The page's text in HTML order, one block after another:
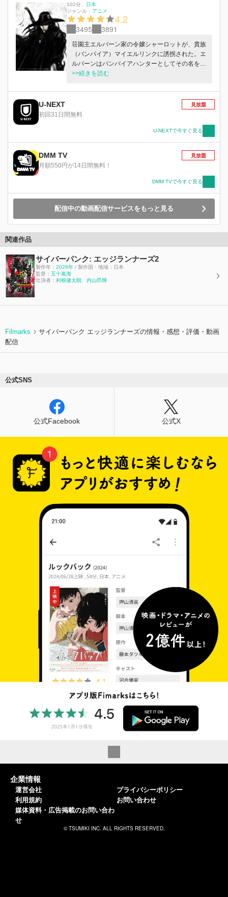
102分
日本
ジャンル： アニメ
4.2
3495 3891
荘園主エルバーン家の令嬢シャーロットが、貴族
（バンパイア）マイエルリンクに誘拐された。エ
ルバーンはバンパイアハンターとしてその名を馳
せる"D"に娘を連れ戻すよう依頼する。だが彼は
マーカス兄妹にも同様の依頼をしていた。マーカ
ス兄妹は早速マイエルリンクを追ってある村を訪
れるが、村人達はマイエルリンクによってバンパ
上げるマーカス兄妹の前にDが現れる。Dは彼ら
には目もくれず、一人マイエルリンクを追う
>>続きを読む
U-NEXT
初回31日間無料
見放題
U-NEXTで今すぐ見る
DMM TV
月額550円が14日間無料！
見放題
DMM TVで今すぐ見る
配信中の動画配信サービスをもっと見る
関連作品
サイバーパンク: エッジランナーズ2
製作年： 2026年 / 製作国・地域：日本
監督： 五十嵐海
出演者： 利根健太朗 内山昂輝
Filmarks
サイバーパンク エッジランナーズの情報・感想・評価・動画
配信
公式SNS
公式Facebook 公式X
企業情報
運営会社
利用規約
媒体資料・広告掲載のお問い合わ
せ
プライバシーポリシー
お問い合わせ
© TSUMIKI INC. ALL RIGHTS RESERVED.